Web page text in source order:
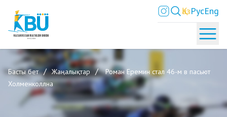
ҚазРусEng
Басты бет Жаңалықтар
Роман Еремин стал 46-м в пасьют
Холменколлна